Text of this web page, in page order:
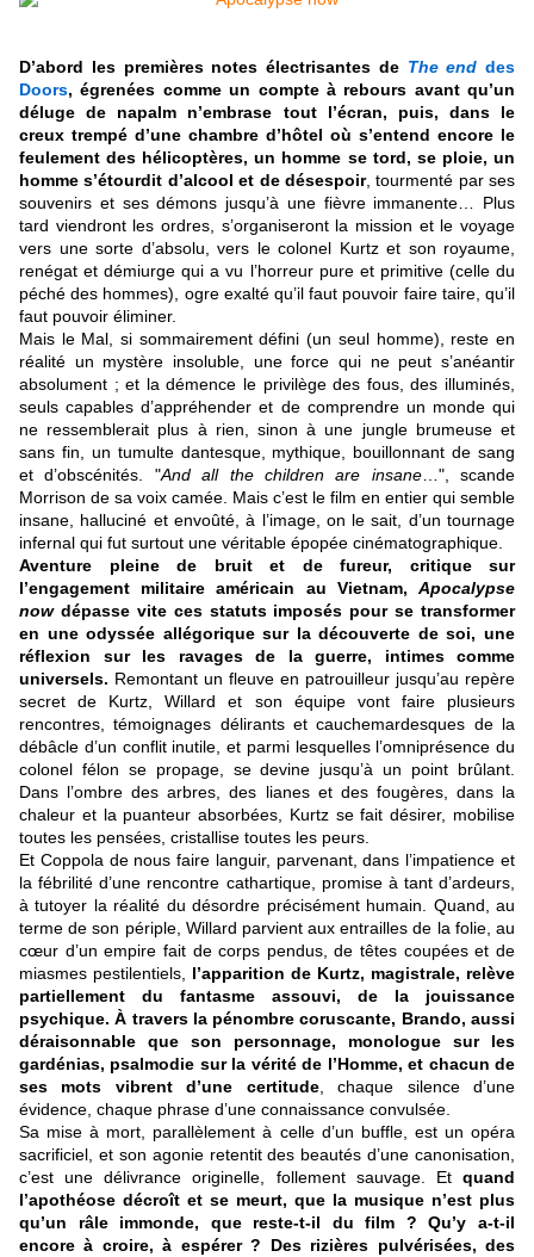
D’abord les premières notes électrisantes de The end des
Doors, égrenées comme un compte à rebours avant qu’un
déluge de napalm n’embrase tout l’écran, puis, dans le
creux trempé d’une chambre d’hôtel où s’entend encore le
feulement des hélicoptères, un homme se tord, se ploie, un
homme s’étourdit d’alcool et de désespoir, tourmenté par ses
souvenirs et ses démons jusqu’à une fièvre immanente… Plus
tard viendront les ordres, s’organiseront la mission et le voyage
vers une sorte d’absolu, vers le colonel Kurtz et son royaume,
renégat et démiurge qui a vu l’horreur pure et primitive (celle du
péché des hommes), ogre exalté qu’il faut pouvoir faire taire, qu’il
faut pouvoir éliminer.
Mais le Mal, si sommairement défini (un seul homme), reste en
réalité un mystère insoluble, une force qui ne peut s’anéantir
absolument ; et la démence le privilège des fous, des illuminés,
seuls capables d’appréhender et de comprendre un monde qui
ne ressemblerait plus à rien, sinon à une jungle brumeuse et
sans fin, un tumulte dantesque, mythique, bouillonnant de sang
et d’obscénités. "And all the children are insane…", scande
Morrison de sa voix camée. Mais c’est le film en entier qui semble
insane, halluciné et envoûté, à l’image, on le sait, d’un tournage
infernal qui fut surtout une véritable épopée cinématographique.
Aventure pleine de bruit et de fureur, critique sur
l’engagement militaire américain au Vietnam, Apocalypse
nowdépasse vite ces statuts imposés pour se transformer
en une odyssée allégorique sur la découverte de soi, une
réflexion sur les ravages de la guerre, intimes comme
universels. Remontant un fleuve en patrouilleur jusqu’au repère
secret de Kurtz, Willard et son équipe vont faire plusieurs
rencontres, témoignages délirants et cauchemardesques de la
débâcle d’un conflit inutile, et parmi lesquelles l’omniprésence du
colonel félon se propage, se devine jusqu’à un point brûlant.
Dans l’ombre des arbres, des lianes et des fougères, dans la
chaleur et la puanteur absorbées, Kurtz se fait désirer, mobilise
toutes les pensées, cristallise toutes les peurs.
Et Coppola de nous faire languir, parvenant, dans l’impatience et
la fébrilité d’une rencontre cathartique, promise à tant d’ardeurs,
à tutoyer la réalité du désordre précisément humain. Quand, au
terme de son périple, Willard parvient aux entrailles de la folie, au
cœur d’un empire fait de corps pendus, de têtes coupées et de
miasmes pestilentiels, l’apparition de Kurtz, magistrale, relève
partiellement du fantasme assouvi, de la jouissance
psychique. À travers la pénombre coruscante, Brando, aussi
déraisonnable que son personnage, monologue sur les
gardénias, psalmodie sur la vérité de l’Homme, et chacun de
ses mots vibrent d’une certitude, chaque silence d’une
évidence, chaque phrase d’une connaissance convulsée.
Sa mise à mort, parallèlement à celle d’un buffle, est un opéra
sacrificiel, et son agonie retentit des beautés d’une canonisation,
c’est une délivrance originelle, follement sauvage. Et quand
l’apothéose décroît et se meurt, que la musique n’est plus
qu’un râle immonde, que reste-t-il du film ? Qu’y a-t-il
encore à croire, à espérer ? Des rizières pulvérisées, des